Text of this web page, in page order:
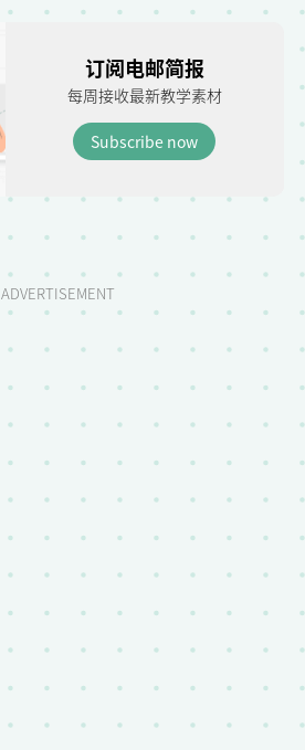
订阅电邮简报
每周接收最新教学素材
Subscribe now
ADVERTISEMENT